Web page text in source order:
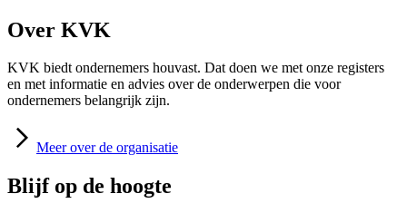
Over KVK
KVK biedt ondernemers houvast. Dat doen we met onze registers
en met informatie en advies over de onderwerpen die voor
ondernemers belangrijk zijn.
Meer over de organisatie
Blijf op de hoogte